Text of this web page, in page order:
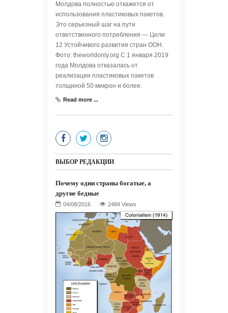
Молдова полностью откажется от
использования пластиковых пакетов.
Это серьезный шаг на пути
ответственного потребления — Цели
12 Устойчивого развития стран ООН.
Фото: theworldonly.org С 1 января 2019
года Молдова отказалась от
реализации пластиковых пакетов
толщиной 50 микрон и более.
Read more ...
ВЫБОР РЕДАКЦИИ
Почему одни страны богатые, а
другие бедные
2484 Views